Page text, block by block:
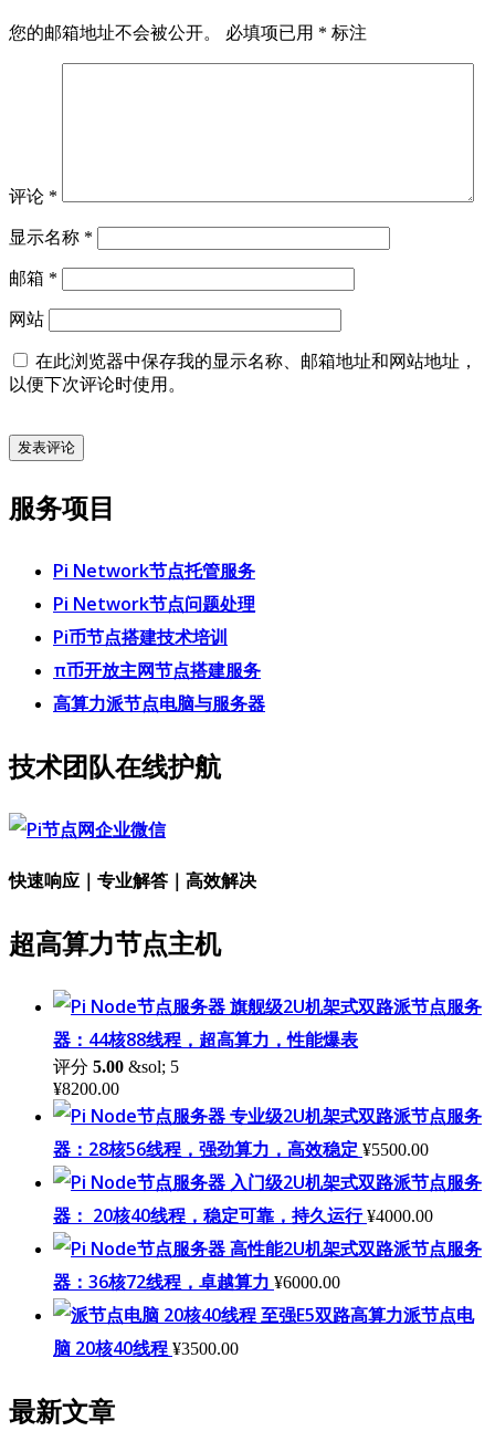
您的邮箱地址不会被公开。 必填项已用 * 标注
评论 *
显示名称 *
邮箱 *
网站
在此浏览器中保存我的显示名称、邮箱地址和网站地址，
以便下次评论时使用。
服务项目
Pi Network节点托管服务
Pi Network节点问题处理
Pi币节点搭建技术培训
π币开放主网节点搭建服务
高算力派节点电脑与服务器
技术团队在线护航
快速响应｜专业解答｜高效解决
超高算力节点主机
旗舰级2U机架式双路派节点服务
器：44核88线程，超高算力，性能爆表
评分 5.00 &sol; 5
¥8200.00
专业级2U机架式双路派节点服务
器：28核56线程，强劲算力，高效稳定 ¥5500.00
入门级2U机架式双路派节点服务
器： 20核40线程，稳定可靠，持久运行 ¥4000.00
高性能2U机架式双路派节点服务
器：36核72线程，卓越算力 ¥6000.00
至强E5双路高算力派节点电
脑 20核40线程 ¥3500.00
最新文章